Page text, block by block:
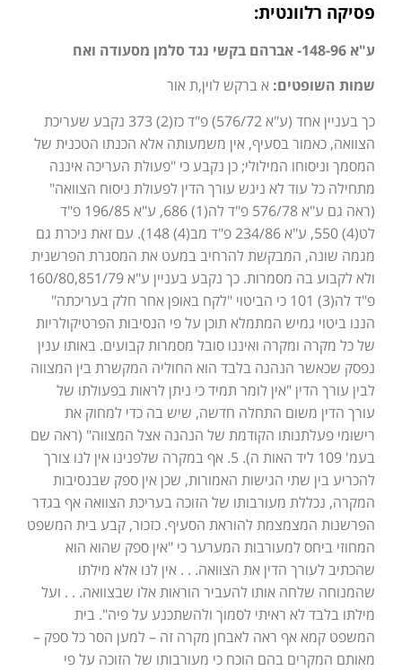
פסיקה רלוונטית:
ע"א 148-96- אברהם בקשי נגד סלמן מסעודה ואח
שמות השופטים: א ברקש לוין,ת אור
כך בעניין אחד (ע"א 576/72) פ"ד כז(2) 373 נקבע שעריכת
הצוואה, כאמור בסעיף, אין משמעותה אלא הכנתו הטכנית של
המסמך וניסוחו המילולי; כן נקבע כי "פעולת העריכה איננה
מתחילה כל עוד לא ניגש עורך הדין לפעולת ניסוח הצוואה"
(ראה גם ע"א 576/78 פ"ד לה(1) 686, ע"א 196/85 פ"ד
לט(4) 550, ע"א 234/86 פ"ד מב(4) 148). עם זאת ניכרת גם
מגמה שונה, המבקשת להרחיב במעט את המסגרת הפרשנית
ולא לקבוע בה מסמרות. כך נקבע בעניין ע"א 160/80,851/79
פ"ד לה(3) 101 כי הביטוי "לקח באופן אחר חלק בעריכתה"
הננו ביטוי גמיש המתמלא תוכן על פי הנסיבות הפרטיקולריות
של כל מקרה ומקרה ואיננו סובל מסמרות קבועים. באותו ענין
נפסק שכאשר הנהנה בלבד הוא החוליה המקשרת בין המצווה
לבין עורך הדין "אין לומר תמיד כי ניתן לראות בפעולתו של
עורך הדין משום התחלה חדשה, שיש בה כדי למחוק את
רישומי פעלתנותו הקודמת של הנהנה אצל המצווה" (ראה שם
בעמ' 109 ליד האות ה). 5. אף במקרה שלפנינו אין לנו צורך
להכריע בין שתי הגישות האמורות, שכן אין ספק שבנסיבות
המקרה, נכללת מעורבותו של הזוכה בעריכת הצוואה אף בגדר
הפרשנות המצמצמת להוראת הסעיף. כזכור, קבע בית המשפט
המחוזי ביחס למעורבות המערער כי "אין ספק שהוא הוא
שהכתיב לעורך הדין את הצוואה. . . אין לנו אלא מילתו
שהמנוחה שלחה אותו להעביר הוראות אלו שבצוואה. . . ועל
מילתו בלבד לא ראיתי לסמוך ולהשתכנע על פיה". בית
המשפט קמא אף ראה לאבחן מקרה זה – למען הסר כל ספק –
מאותם המקרים בהם הוכח כי מעורבותו של הזוכה על פי